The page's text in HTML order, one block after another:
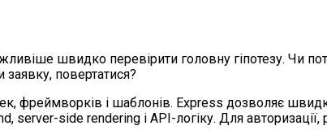
швидко перевірити головну гіпотезу. Чи
заявку, повертатися?
фреймворків і шаблонів. Express дозволяє
server-side rendering і API-логіку. Для